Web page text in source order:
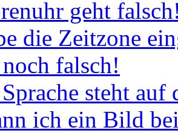
geht
die Zeitzone
falsch!
steht
ich ein Bild